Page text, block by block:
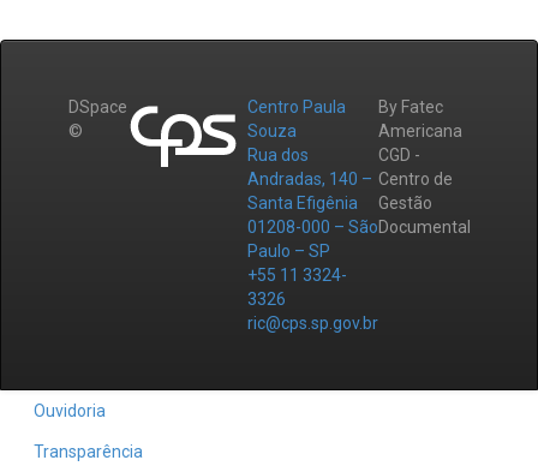
DSpace
©
Centro Paula
Souza
Rua dos
Andradas, 140 –
Santa Efigênia
01208-000 – São
Paulo – SP
+55 11 3324-
3326
ric@cps.sp.gov.br
By Fatec
Americana
CGD -
Centro de
Gestão
Documental
Ouvidoria
Transparência